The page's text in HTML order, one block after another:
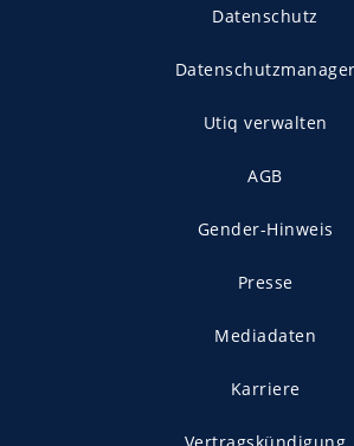
Datenschutz
Datenschutzmanager
Utiq verwalten
AGB
Gender-Hinweis
Presse
Mediadaten
Karriere